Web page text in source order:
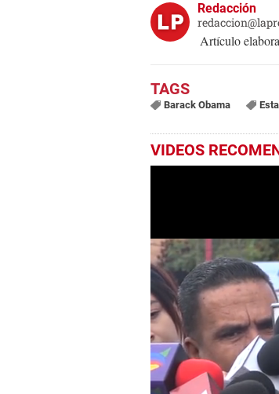
Redacción
Artículo
Barack Obama
VIDEOS